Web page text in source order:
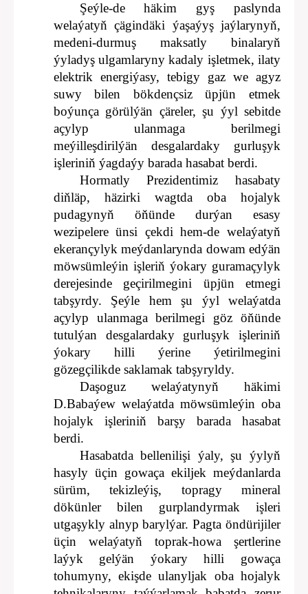
Şeýle-de häkim gyş paslynda
welaýatyň çägindäki ýaşaýyş jaýlarynyň,
medeni-durmuş maksatly binalaryň
ýyladyş ulgamlaryny kadaly işletmek, ilaty
elektrik energiýasy, tebigy gaz we agyz
suwy bilen bökdençsiz üpjün etmek
boýunça görülýän çäreler, şu ýyl sebitde
açylyp ulanmaga berilmegi
meýilleşdirilýän desgalardaky gurluşyk
işleriniň ýagdaýy barada hasabat berdi.
Hormatly Prezidentimiz hasabaty
diňläp, häzirki wagtda oba hojalyk
pudagynyň öňünde durýan esasy
wezipelere ünsi çekdi hem-de welaýatyň
ekerançylyk meýdanlarynda dowam edýän
möwsümleýin işleriň ýokary guramaçylyk
derejesinde geçirilmegini üpjün etmegi
tabşyrdy. Şeýle hem şu ýyl welaýatda
açylyp ulanmaga berilmegi göz öňünde
tutulýan desgalardaky gurluşyk işleriniň
ýokary hilli ýerine ýetirilmegini
gözegçilikde saklamak tabşyryldy.
Daşoguz welaýatynyň häkimi
D.Babaýew welaýatda möwsümleýin oba
hojalyk işleriniň barşy barada hasabat
berdi.
Hasabatda bellenilişi ýaly, şu ýylyň
hasyly üçin gowaça ekiljek meýdanlarda
sürüm, tekizleýiş, topragy mineral
dökünler bilen gurplandyrmak işleri
utgaşykly alnyp barylýar. Pagta öndürijiler
üçin welaýatyň toprak-howa şertlerine
laýyk gelýän ýokary hilli gowaça
tohumyny, ekişde ulanyljak oba hojalyk